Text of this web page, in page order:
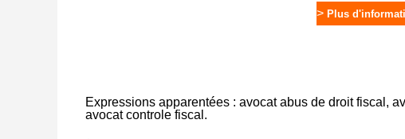
>Plus
Expressions apparentées : avocat abus de droit fiscal ,
avocat controle fiscal .